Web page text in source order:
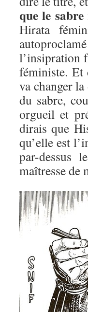
que le sabre
Hirata
l’insipration
féministe. Et
va changer
du sabre,
orgueil et
dirais que
qu’elle est
par-dessus
maîtresse de